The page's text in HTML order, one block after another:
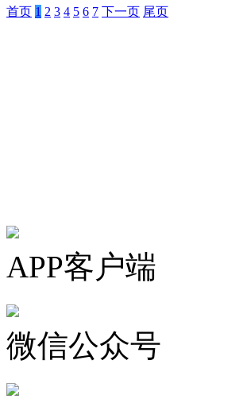
首页 1 2 3 4 5 6 7 下一页 尾页
APP客户端
微信公众号